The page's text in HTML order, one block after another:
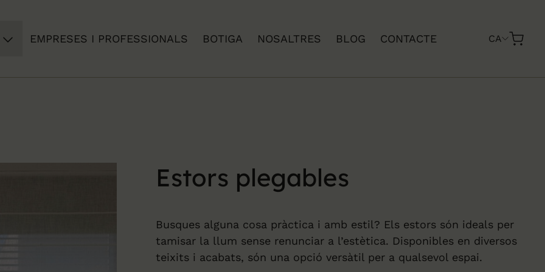
EMPRESES I PROFESSIONALS BOTIGA NOSALTRES BLOG CONTACTE CA
Estors plegables
Busques alguna cosa pràctica i amb estil? Els estors són ideals per
tamisar la llum sense renunciar a l’estètica. Disponibles en diversos
teixits i acabats, són una opció versàtil per a qualsevol espai.